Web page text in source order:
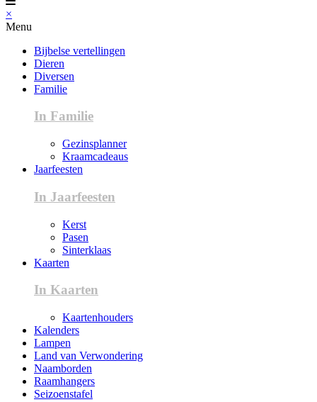
×
Menu
Bijbelse vertellingen
Dieren
Diversen
Familie
In Familie
Gezinsplanner
Kraamcadeaus
Jaarfeesten
In Jaarfeesten
Kerst
Pasen
Sinterklaas
Kaarten
In Kaarten
Kaartenhouders
Kalenders
Lampen
Land van Verwondering
Naamborden
Raamhangers
Seizoenstafel